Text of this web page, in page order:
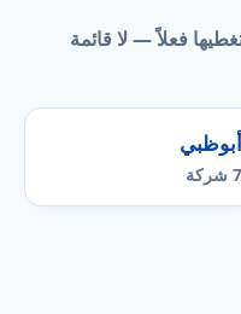
فعلاً— لا قائمة
أبوظبي
7 شركة